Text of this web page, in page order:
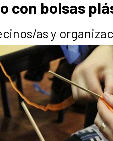
con bolsas
as y